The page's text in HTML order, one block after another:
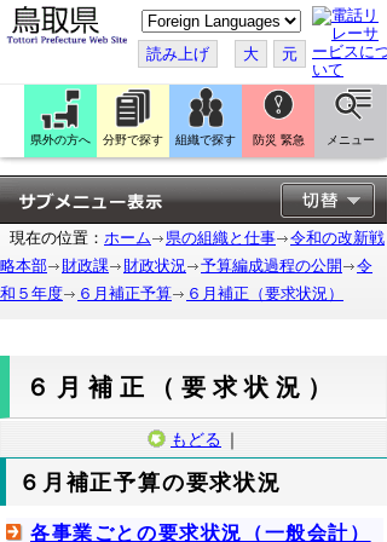
こ
の
ペ
ー
ジ
翻
訳
す
る
読み上げ 大 元
県外の方へ 分野で探す 組織で探す 防災 緊急 メニュー
現在の位置： ホーム 県の組織と仕事
令和の改新戦
略本部
財政課 財政状況 予算編成過程の公開
令
和５年度
６月補正予算 ６月補正（要求状況）
６月補正（要求状況）
もどる ｜
６月補正予算の要求状況
各事業ごとの要求状況（一般会計）